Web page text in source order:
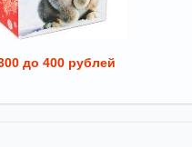
до 400 рублей